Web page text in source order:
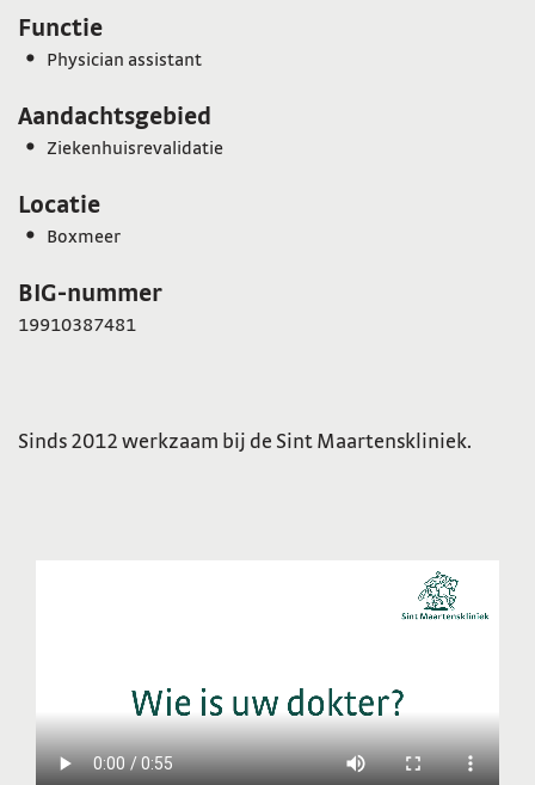
Functie
Physician assistant
Aandachtsgebied
Ziekenhuisrevalidatie
Locatie
Boxmeer
BIG-nummer
19910387481
Sinds 2012 werkzaam bij de Sint Maartenskliniek.